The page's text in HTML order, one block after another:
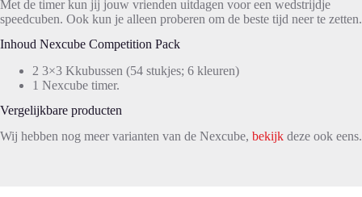
Met de timer kun jij jouw vrienden uitdagen voor een wedstrijdje
speedcuben. Ook kun je alleen proberen om de beste tijd neer te zetten.
Inhoud Nexcube Competition Pack
2 3×3 Kkubussen (54 stukjes; 6 kleuren)
1 Nexcube timer.
Vergelijkbare producten
Wij hebben nog meer varianten van de Nexcube, bekijk deze ook eens.